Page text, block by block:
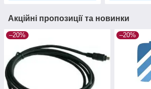
Акційні пропозиції та новинки
–20% –20%